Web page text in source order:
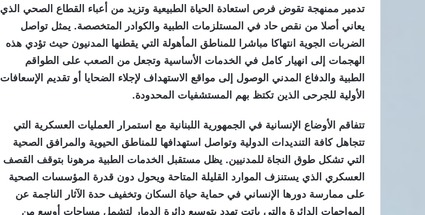
تدمير ممنهجة تقوض فرص استعادة الحياة الطبيعية وتزيد من أعباء القطاع الصحي الذي
يعاني أصلا من نقص حاد في المستلزمات الطبية والكوادر المتخصصة. يمثل تواصل
الضربات الجوية انتهاكا مباشرا للمناطق المأهولة التي يقطنها المدنيون حيث تؤدي هذه
الهجمات إلى انهيار كامل في الخدمات الأساسية وتجعل من الصعب على الطواقم
الطبية والدفاع المدني الوصول إلى مواقع الاستهداف لإجلاء الضحايا أو تقديم الإسعافات
الأولية للجرحى الذين تكتظ بهم المستشفيات المحدودة.
تتفاقم الأوضاع الإنسانية في الجمهورية اللبنانية مع استمرار العمليات العسكرية التي
تتجاهل كافة التنديدات الدولية وتواصل استهدافها للمناطق الحيوية والمرافق الصحية
التي تشكل طوق النجاة للمدنيين. يظل مستقبل الخدمات الطبية مرهونا بتوقف القصف
العسكري الذي يستنزف الموارد القليلة المتاحة ويحول دون قدرة المؤسسات الصحية
على ممارسة دورها الإنساني في حماية حياة السكان وتخفيف حدة الآثار الناجمة عن
المواجهات الدائرة والتي باتت تهدد بتوسيع دائرة الدمار لتشمل مساحات أوسع من